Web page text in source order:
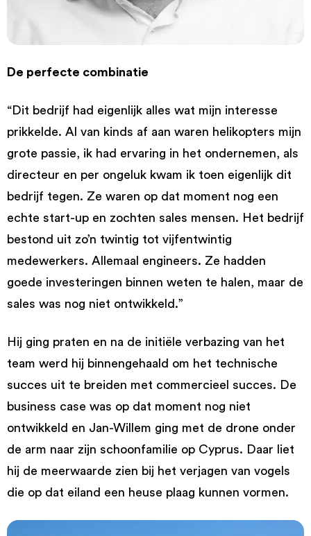
De perfecte combinatie
“Dit bedrijf had eigenlijk alles wat mijn interesse
prikkelde. Al van kinds af aan waren helikopters mijn
grote passie, ik had ervaring in het ondernemen, als
directeur en per ongeluk kwam ik toen eigenlijk dit
bedrijf tegen. Ze waren op dat moment nog een
echte start-up en zochten sales mensen. Het bedrijf
bestond uit zo’n twintig tot vijfentwintig
medewerkers. Allemaal engineers. Ze hadden
goede investeringen binnen weten te halen, maar de
sales was nog niet ontwikkeld.”
Hij ging praten en na de initiële verbazing van het
team werd hij binnengehaald om het technische
succes uit te breiden met commercieel succes. De
business case was op dat moment nog niet
ontwikkeld en Jan-Willem ging met de drone onder
de arm naar zijn schoonfamilie op Cyprus. Daar liet
hij de meerwaarde zien bij het verjagen van vogels
die op dat eiland een heuse plaag kunnen vormen.